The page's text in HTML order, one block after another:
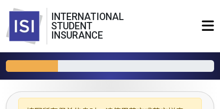
INTERNATIONAL
STUDENT
INSURANCE